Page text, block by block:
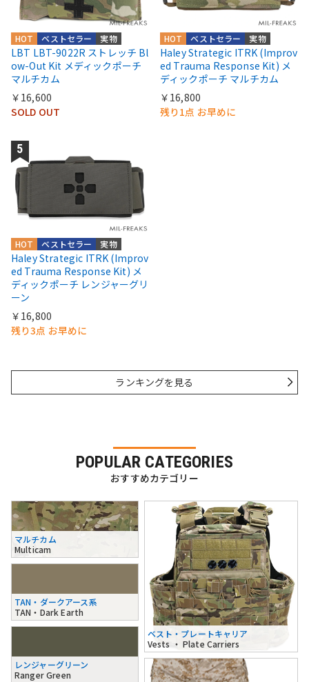
実物
ベストセラー
HOT
LBT LBT-9022R ストレッチ Bl
ow-Out Kit メディックポーチ
マルチカム
￥16,600
SOLD OUT
実物
ベストセラー
HOT
Haley Strategic ITRK (Improv
ed Trauma Response Kit) メ
ディックポーチ マルチカム
￥16,800
残り1点 お早めに
実物
ベストセラー
HOT
Haley Strategic ITRK (Improv
ed Trauma Response Kit) メ
ディックポーチ レンジャーグリ
ーン
￥16,800
残り3点 お早めに
ランキングを見る
POPULAR CATEGORIES
おすすめカテゴリー
マルチカム
Multicam
TAN・ダークアース系
TAN・Dark Earth
レンジャーグリーン
Ranger Green
ベスト・プレートキャリア
Vests ・ Plate Carriers